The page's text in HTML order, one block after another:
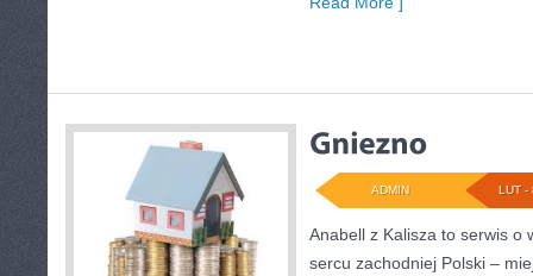
LUT -
ADMIN
Anabell z Kalisza to serwis o
sercu zachodniej Polski –